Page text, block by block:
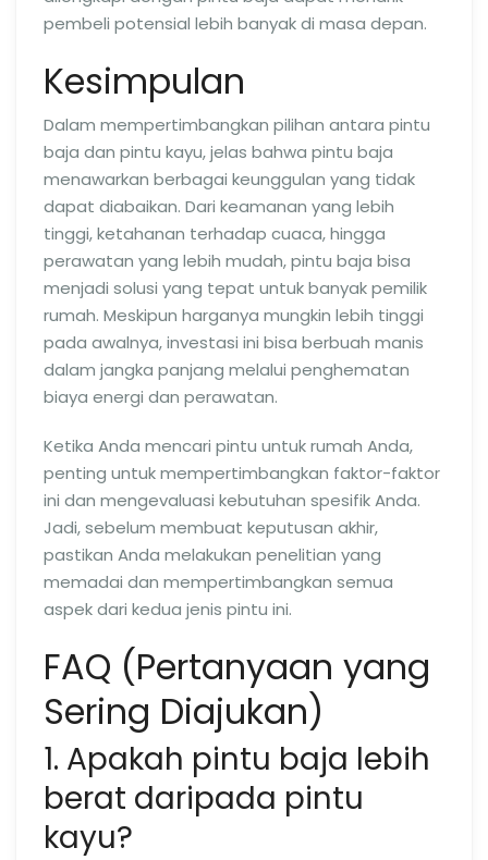
pembeli potensial lebih banyak di masa depan.
Kesimpulan
Dalam mempertimbangkan pilihan antara pintu
baja dan pintu kayu, jelas bahwa pintu baja
menawarkan berbagai keunggulan yang tidak
dapat diabaikan. Dari keamanan yang lebih
tinggi, ketahanan terhadap cuaca, hingga
perawatan yang lebih mudah, pintu baja bisa
menjadi solusi yang tepat untuk banyak pemilik
rumah. Meskipun harganya mungkin lebih tinggi
pada awalnya, investasi ini bisa berbuah manis
dalam jangka panjang melalui penghematan
biaya energi dan perawatan.
Ketika Anda mencari pintu untuk rumah Anda,
penting untuk mempertimbangkan faktor-faktor
ini dan mengevaluasi kebutuhan spesifik Anda.
Jadi, sebelum membuat keputusan akhir,
pastikan Anda melakukan penelitian yang
memadai dan mempertimbangkan semua
aspek dari kedua jenis pintu ini.
FAQ (Pertanyaan yang
Sering Diajukan)
1. Apakah pintu baja lebih
berat daripada pintu
kayu?